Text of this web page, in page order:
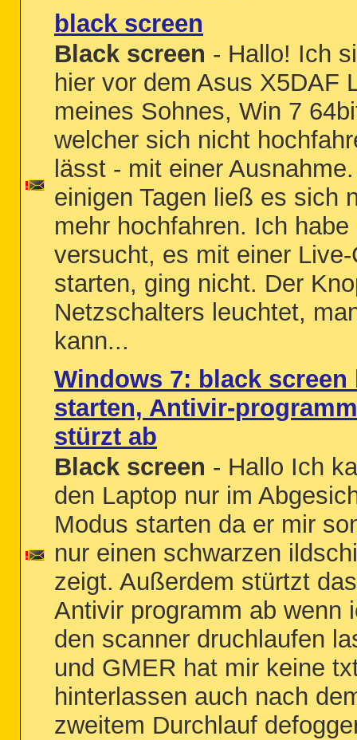
black screen
Black screen - Hallo! Ich
hier vor dem Asus X5DAF
meines Sohnes, Win 7
welcher sich nicht
lässt - mit einer
einigen Tagen ließ es sich
mehr hochfahren. Ich habe
versucht, es mit einer
starten, ging nicht. Der
Netzschalters leuchtet,
kann...
Windows 7: black screen
starten, Antivir-programm
stürzt ab
Black screen - Hallo Ich
den Laptop nur im
Modus starten da er mir
nur einen schwarzen
zeigt. Außerdem stürtzt das
Antivir programm ab wenn
den scanner druchlaufen
und GMER hat mir keine
hinterlassen auch nach
zweitem Durchlauf